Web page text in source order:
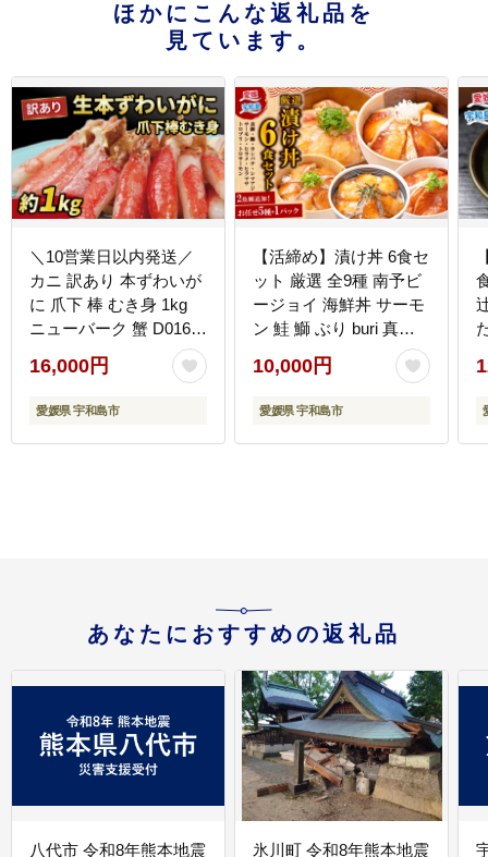
ほかにこんな返礼品を
見ています。
＼10営業日以内発送／
カニ 訳あり 本ずわいが
に 爪下 棒 むき身 1kg
ニューバーク 蟹 D016-
16,000円
愛媛県 宇和島市
【活締め】漬け丼 6食セ
ット 厳選 全9種 南予ビ
ージョイ 海鮮丼 サーモ
ン 鮭 鰤 ぶり buri 真鯛
たい タイ カンパチ シマ
アジ 縞鯵ヒラメ ヒラマ
サ D010-150005
10,000円
愛媛県 宇和島市
あなたにおすすめの返礼品
八代市 令和8年熊本地震
氷川町 令和8年熊本地震